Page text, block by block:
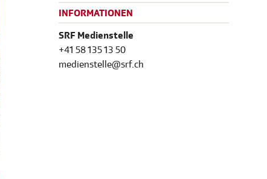
INFORMATIONEN
SRF Medienstelle
+41 58 135 13 50
medienstelle@srf.ch